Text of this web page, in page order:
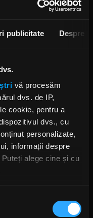
publicitate Despre
vă procesăm
dvs. de IP,
cookie, pentru a
dvs., cu
personalizate,
informații despre
alege cine și cu
la locația dvs.
SLIPKNOT
TAYLOR